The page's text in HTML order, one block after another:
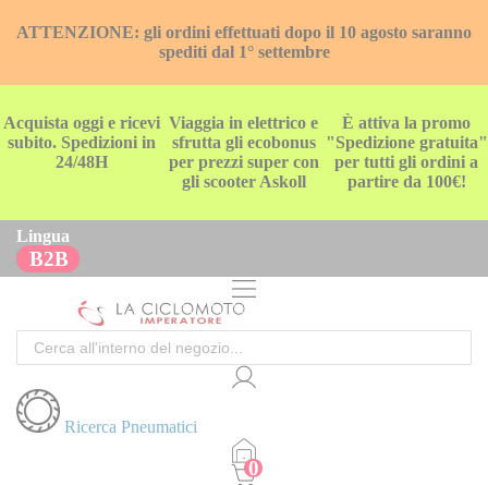
ATTENZIONE: gli ordini effettuati dopo il 10 agosto saranno
spediti dal 1° settembre
Acquista oggi e ricevi
subito. Spedizioni in
24/48H
Viaggia in elettrico e
sfrutta gli ecobonus
per prezzi super con
gli scooter Askoll
È attiva la promo
"Spedizione gratuita"
per tutti gli ordini a
partire da 100€!
Lingua
B2B
Cerca
Ricerca Pneumatici